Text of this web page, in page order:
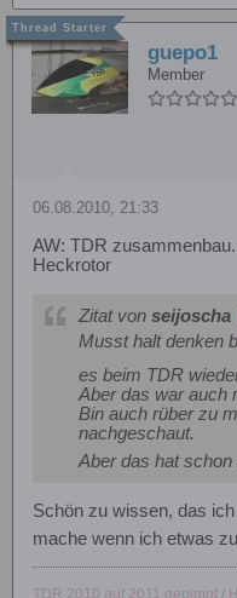
guepo1
Member
06.08.2010, 21:33
AW: TDR
Heckrotor
Zitat von seijoscha
Musst halt denken
es beim TDR
Aber das war auch
Bin auch rüber zu
nachgeschaut.
Aber das hat
Schön zu wissen, das
mache wenn ich etwas
TDR 2010 auf 2011 gepimpt /